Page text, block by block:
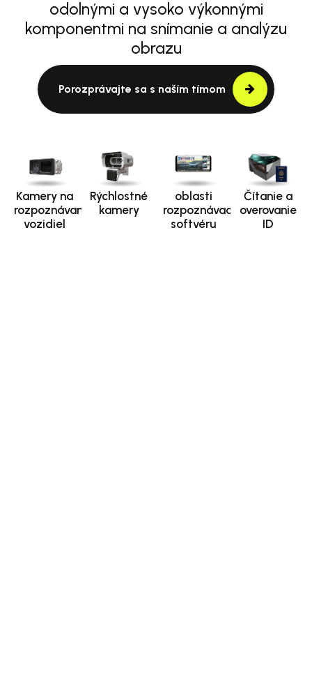
odolnými a vysoko výkonnými
komponentmi na snímanie a analýzu
obrazu
Porozprávajte sa s naším tímom
Kamery na
rozpoznávanie
vozidiel
Rýchlostné
kamery
oblasti
rozpoznávacieho
softvéru
Čítanie a
overovanie
ID